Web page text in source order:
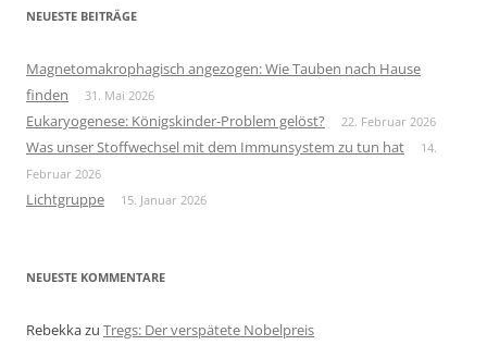
NEUESTE BEITRÄGE
Magnetomakrophagisch angezogen: Wie Tauben nach Hause
finden
31. Mai 2026
Eukaryogenese: Königskinder-Problem gelöst? 22. Februar 2026
Was unser Stoffwechsel mit dem Immunsystem zu tun hat
14.
Februar 2026
Lichtgruppe 15. Januar 2026
NEUESTE KOMMENTARE
Rebekkazu Tregs: Der verspätete Nobelpreis